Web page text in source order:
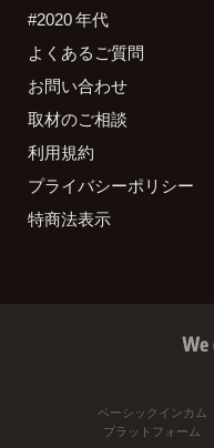
#2020 年代
よくあるご質問
お問い合わせ
取材のご相談
利用規約
プライバシーポリシー
特商法表示
We
ベーシックインカム
プラットフォーム